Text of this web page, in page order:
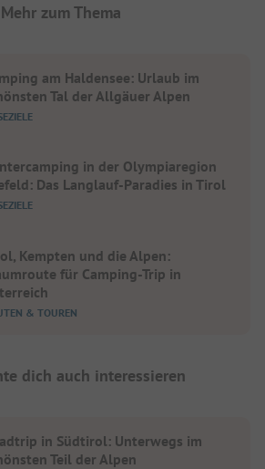
Mehr zum Thema
am Haldensee: Urlaub im
Tal der Allgäuer Alpen
in der Olympiaregion
Das Langlauf-Paradies in Tirol
& TOUREN
Kempten und die Alpen:
für Camping-Trip in
dich auch interessieren
in Südtirol: Unterwegs im
Teil der Alpen